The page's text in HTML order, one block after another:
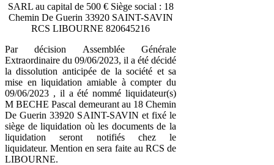
SARL au capital de 500 € Siège social : 18
Chemin De Guerin 33920 SAINT-SAVIN
RCS LIBOURNE 820645216
Par décision Assemblée Générale
Extraordinaire du 09/06/2023, il a été décidé
la dissolution anticipée de la société et sa
mise en liquidation amiable à compter du
09/06/2023 , il a été nommé liquidateur(s)
M BECHE Pascal demeurant au 18 Chemin
De Guerin 33920 SAINT-SAVIN et fixé le
siège de liquidation où les documents de la
liquidation seront notifiés chez le
liquidateur. Mention en sera faite au RCS de
LIBOURNE.